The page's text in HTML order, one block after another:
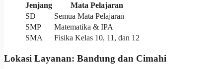
Jenjang
Mata Pelajaran
SD
Semua Mata Pelajaran
SMP
Matematika & IPA
SMA
Fisika Kelas 10, 11, dan 12
Lokasi Layanan: Bandung dan Cimahi